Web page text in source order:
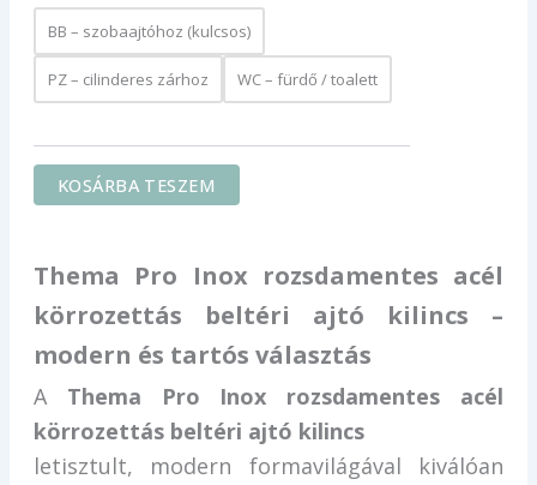
900 Ft
-
7
BB – szobaajtóhoz (kulcsos)
PZ – cilinderes zárhoz WC – fürdő / toalett
KOSÁRBA TESZEM
Thema Pro Inox rozsdamentes acél
körrozettás beltéri ajtó kilincs –
modern és tartós választás
A Thema Pro Inox rozsdamentes acél
körrozettás beltéri ajtó kilincs
letisztult, modern formavilágával kiválóan